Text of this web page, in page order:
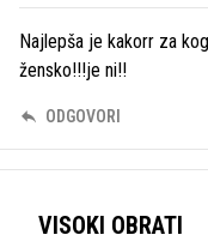
Najlepša je kakorr za
žensko!!!je ni!!
ODGOVORI
VISOKI OBRATI